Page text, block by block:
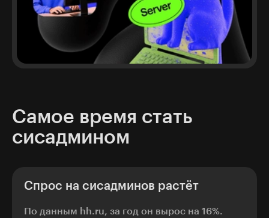
Самое время стать
сисадмином
Спрос на сисадминов растёт
По данным hh.ru, за год он вырос на 16%.